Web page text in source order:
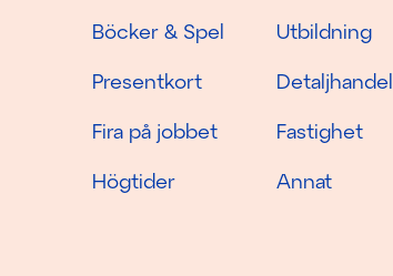
Böcker & Spel
Presentkort
Fira på jobbet
Högtider
Utbildning
Detaljhandel
Fastighet
Annat